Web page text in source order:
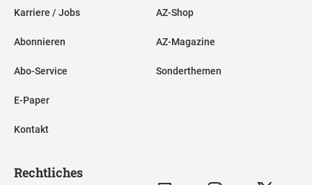
Karriere / Jobs
Abonnieren
Abo-Service
E-Paper
Kontakt
AZ-Shop
AZ-Magazine
Sonderthemen
Rechtliches